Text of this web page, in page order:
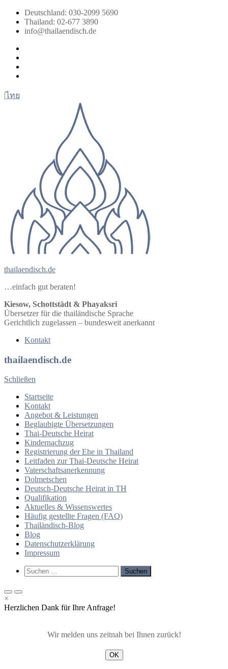
Zum
Inhalt
springen
Deutschland: 030-2099 5690
Thailand: 02-677 3890
info@thailaendisch.de
|ไทย
thailaendisch.de
…einfach gut beraten!
Kiesow, Schottstädt & Phayaksri
Übersetzer für die thailändische Sprache
Gerichtlich zugelassen – bundesweit anerkannt
Kontakt
thailaendisch.de
Schließen
Startseite
Kontakt
Angebot & Leistungen
Beglaubigte Übersetzungen
Thai-Deutsche Heirat
Kindernachzug
Registrierung der Ehe in Thailand
Leitfaden zur Thai-Deutsche Heirat
Vaterschaftsanerkennung
Dolmetschen
Deutsch-Deutsche Heirat in TH
Qualifikation
Aktuelles & Wissenswertes
Häufig gestellte Fragen (FAQ)
Thailändisch-Blog
Blog
Datenschutzerklärung
Impressum
Such-
Formular
Suchen
nach:
Primäres
Menü
für
Primäres
Menü
für
×
Herzlichen Dank für Ihre Anfrage!
Wir melden uns zeitnah bei Ihnen zurück!
OK